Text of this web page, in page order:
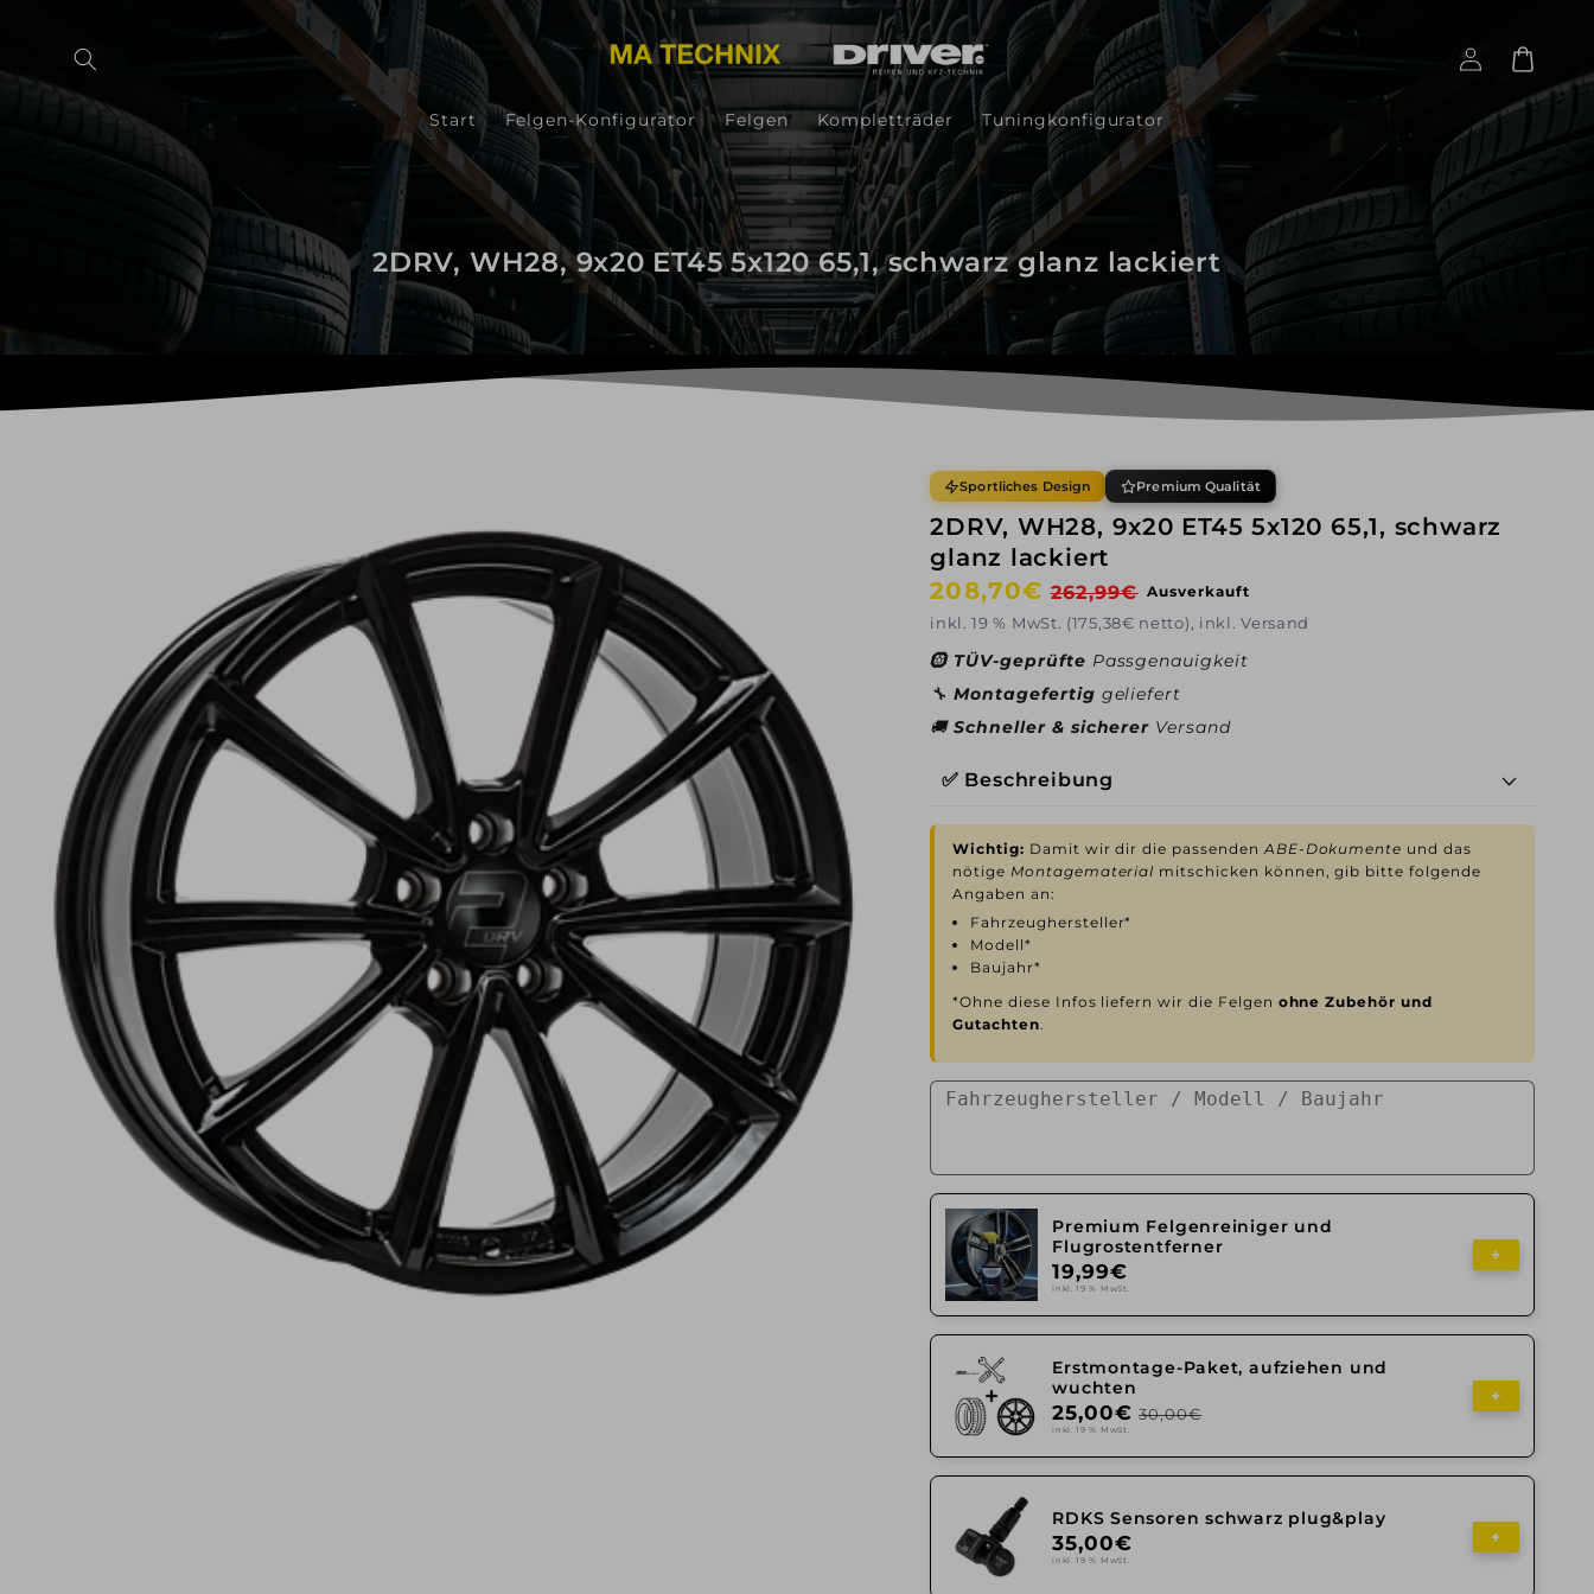
Inhalt
Start Felgen-Konfigurator Felgen Kompletträder Tuningkonfigurator
Einloggen
Warenkorb
2DRV, WH28, 9x20 ET45 5x120 65,1, schwarz glanz lackiert
Sportliches Design Premium Qualität
2DRV, WH28, 9x20 ET45 5x120 65,1, schwarz
glanz lackiert
Normaler
Preis
208,70€ Verkaufspreis
262,99€ Ausverkauft
inkl. 19 % MwSt. (175,38€ netto), inkl. Versand
🛞 TÜV-geprüfte Passgenauigkeit
🔧Montagefertig geliefert
🚚Schneller & sicherer Versand
✅ Beschreibung
Wichtig: Damit wir dir die passendenABE-Dokumente und das
nötige Montagematerial mitschicken können, gib bitte folgende
Angaben an:
Fahrzeughersteller*
Modell*
Baujahr*
*Ohne diese Infos liefern wir die Felgen ohne Zubehör und
Gutachten.
Premium Felgenreiniger und
Flugrostentferner
19,99€
inkl. 19 % MwSt.
+
Erstmontage-Paket, aufziehen und
wuchten
25,00€ 30,00€
inkl. 19 % MwSt.
+
RDKS Sensoren schwarz plug&play
35,00€
inkl. 19 % MwSt.
+